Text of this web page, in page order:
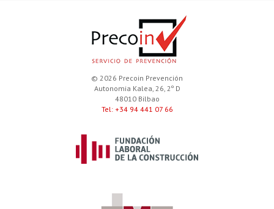
© 2026 Precoin Prevención
Autonomia Kalea, 26, 2º D
48010 Bilbao
Tel: +34 94 441 07 66